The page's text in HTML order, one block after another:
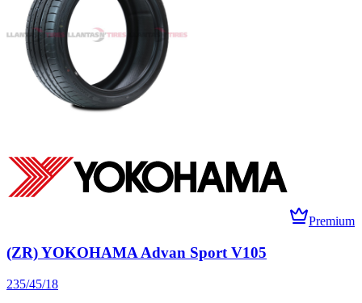
Premium
(ZR) YOKOHAMA Advan Sport V105
235/45/18